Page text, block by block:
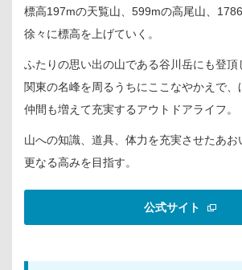
標高197mの天覧山、599mの高尾山、
徐々に標高を上げていく。
ふたりの思い出の山である谷川岳にも登頂
関東の名峰を周るうちにここなやかえで、
仲間も増えて充実するアウトドアライフ。
山への知識、道具、体力を充実させたあお
更なる高みを目指す。
公式サイト